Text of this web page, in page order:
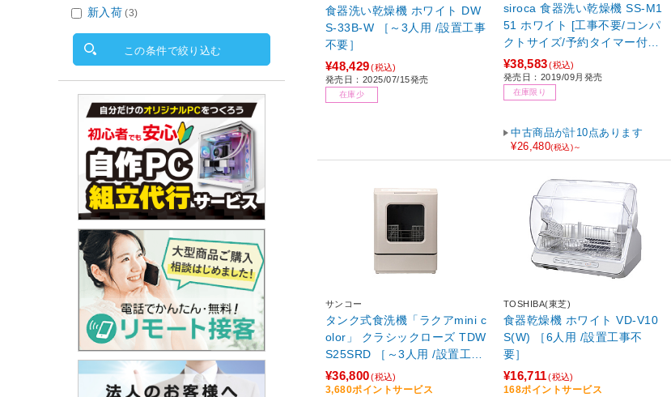
食器洗い乾燥機 ホワイト DW
S-33B-W ［～3人用 /設置工事
不要］
¥48,429(税込)
発売日：2025/07/15発売
在庫少
siroca 食器洗い乾燥機 SS-M1
51 ホワイト [工事不要/コンパ
クトサイズ/予約タイマー付き/
洗いコース4パターン/食器洗
い乾燥機] 【852】
¥38,583(税込)
発売日：2019/09月発売
在庫限り
中古商品が計10点あります
¥26,480(税込)～
サンコー
タンク式食洗機「ラクアmini c
olor」 クラシックローズ TDW
S25SRD ［～3人用 /設置工事
不要］
¥36,800(税込)
3,680ポイントサービス
TOSHIBA(東芝)
食器乾燥機 ホワイト VD-V10
S(W) ［6人用 /設置工事不
要］
¥16,711(税込)
168ポイントサービス
新入荷 (3)
この条件で絞り込む